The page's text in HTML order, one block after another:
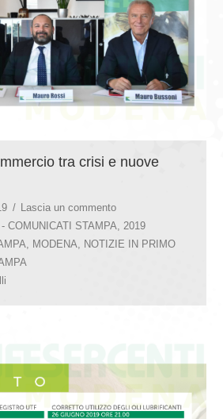
tra crisi e nuove
Lascia un commento
COMUNICATI STAMPA
2019
MODENA
NOTIZIE IN PRIMO